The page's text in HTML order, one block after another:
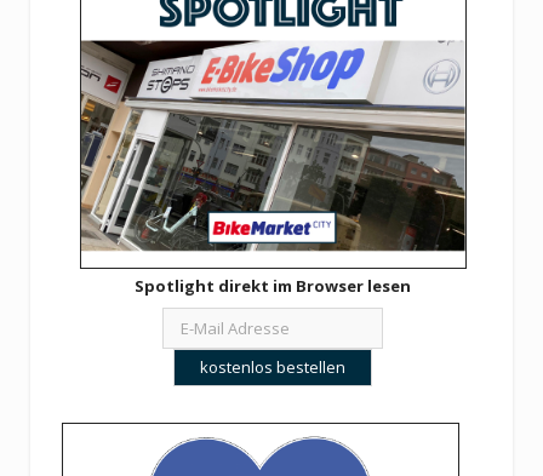
Spotlight direkt im Browser lesen